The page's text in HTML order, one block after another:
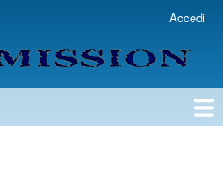
contenuto
principale
Accedi